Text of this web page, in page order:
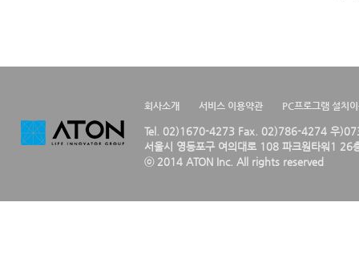
회사소개 서비스 이용약관 PC프로그램 설치
Tel. 02)1670-4273 Fax. 02)786-4274 우
서울시 영등포구 여의대로 108 파크원타워1 26
ⓒ 2014 ATON Inc. All rights reserved